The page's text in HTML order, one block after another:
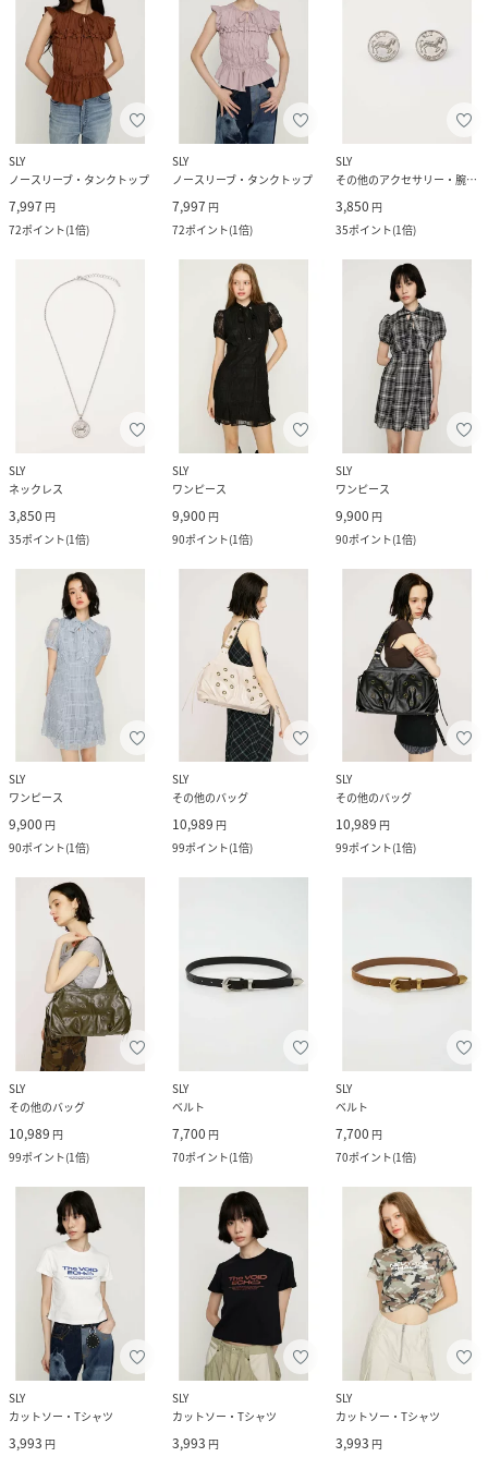
SLY
ノースリーブ・タンクトップ
7,997 円
72ポイント(1倍)
SLY
ノースリーブ・タンクトップ
7,997 円
72ポイント(1倍)
SLY
その他のアクセサリー・腕時計
3,850 円
35ポイント(1倍)
SLY
ネックレス
3,850 円
35ポイント(1倍)
SLY
ワンピース
9,900 円
90ポイント(1倍)
SLY
ワンピース
9,900 円
90ポイント(1倍)
SLY
ワンピース
9,900 円
90ポイント(1倍)
SLY
その他のバッグ
10,989 円
99ポイント(1倍)
SLY
その他のバッグ
10,989 円
99ポイント(1倍)
SLY
その他のバッグ
10,989 円
99ポイント(1倍)
SLY
ベルト
7,700 円
70ポイント(1倍)
SLY
ベルト
7,700 円
70ポイント(1倍)
SLY
カットソー・Tシャツ
3,993 円
SLY
カットソー・Tシャツ
3,993 円
SLY
カットソー・Tシャツ
3,993 円